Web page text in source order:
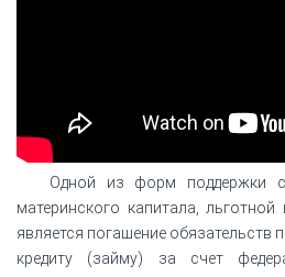
Одной из форм поддержки
материнского капитала, льготной
является погашение
кредиту (займу) за счет